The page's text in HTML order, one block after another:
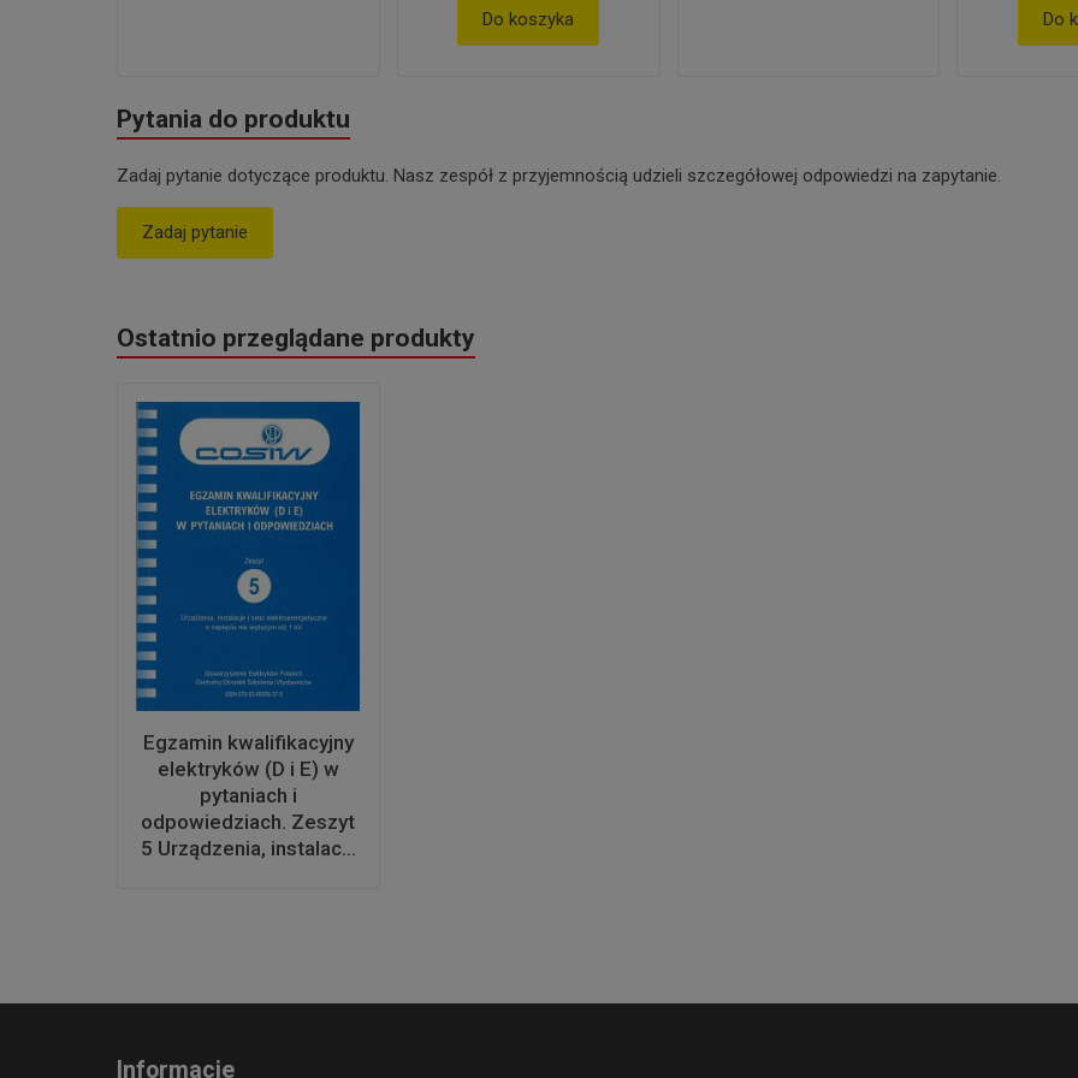
Do koszyka Do
Pytania do produktu
Zadaj pytanie dotyczące produktu. Nasz zespół z przyjemnością udzieli szczegółowej odpowiedzi na zapytanie.
Zadaj pytanie
Ostatnio przeglądane produkty
Egzamin kwalifikacyjny
elektryków (D i E) w
pytaniach i
odpowiedziach. Zeszyt
5 Urządzenia, instalac...
Informacje